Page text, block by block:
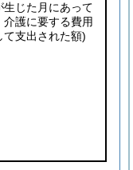
生じた月にあって
介護に要する費用
て支出された額)